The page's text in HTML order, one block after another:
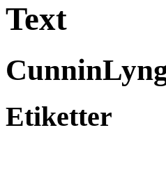
Text
Etiketter